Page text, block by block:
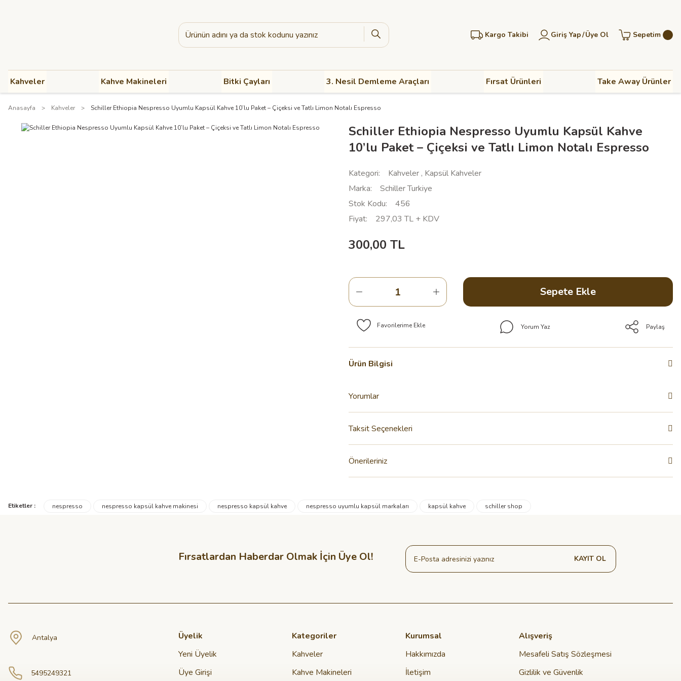
Kargo Takibi Giriş Yap/Üye Ol Sepetim
Kahveler Kahve Makineleri Bitki Çayları 3. Nesil Demleme Araçları Fırsat Ürünleri Take Away Ürünler
Anasayfa Kahveler Schiller Ethiopia Nespresso Uyumlu Kapsül Kahve 10’lu Paket – Çiçeksi ve Tatlı Limon Notalı Espresso
Schiller Ethiopia Nespresso Uyumlu Kapsül Kahve
10’lu Paket – Çiçeksi ve Tatlı Limon Notalı Espresso
Kategori Kahveler , Kapsül Kahveler
Marka
Schiller Turkiye
Stok Kodu
456
Fiyat
297,03 TL + KDV
300,00 TL
Sepete Ekle
Yorum Yaz Paylaş
Ürün Bilgisi
Yorumlar
Taksit Seçenekleri
Önerileriniz
Etiketler : nespresso nespresso kapsül kahve makinesi nespresso kapsül kahve nespresso uyumlu kapsül markaları kapsül kahve schiller shop
Fırsatlardan Haberdar Olmak İçin Üye Ol! KAYIT OL
Antalya
5495249321
Üyelik
Yeni Üyelik
Üye Girişi
Kategoriler
Kahveler
Kahve Makineleri
Kurumsal
Hakkımızda
İletişim
Alışveriş
Mesafeli Satış Sözleşmesi
Gizlilik ve Güvenlik